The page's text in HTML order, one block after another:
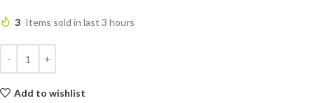
3 Items sold in last 3 hours
Add to wishlist